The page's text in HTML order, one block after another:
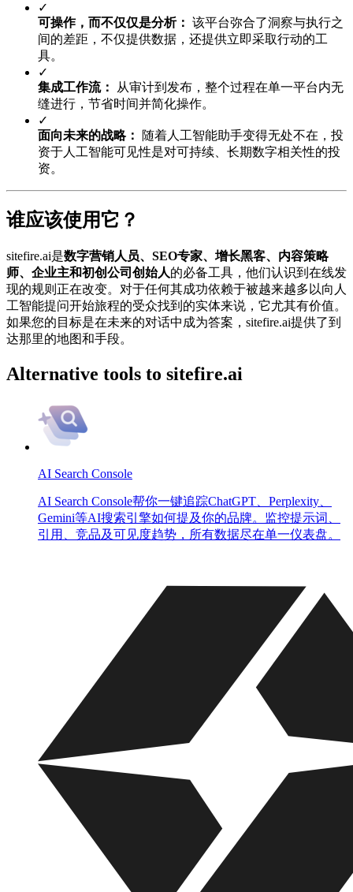
✓
可操作，而不仅仅是分析： 该平台弥合了洞察与执行之
间的差距，不仅提供数据，还提供立即采取行动的工
具。
✓
集成工作流：
从审计到发布，整个过程在单一平台内无
缝进行，节省时间并简化操作。
✓
面向未来的战略：
随着人工智能助手变得无处不在，投
资于人工智能可见性是对可持续、长期数字相关性的投
资。
谁应该使用它？
sitefire.ai是数字营销人员、SEO专家、增长黑客、内容策略
师、企业主和初创公司创始人的必备工具，他们认识到在线发
现的规则正在改变。对于任何其成功依赖于被越来越多以向人
工智能提问开始旅程的受众找到的实体来说，它尤其有价值。
如果您的目标是在未来的对话中成为答案，sitefire.ai提供了到
达那里的地图和手段。
Alternative tools to sitefire.ai
AI Search Console
AI Search Console帮你一键追踪ChatGPT、Perplexity、
Gemini等AI搜索引擎如何提及你的品牌。监控提示词、
引用、竞品及可见度趋势，所有数据尽在单一仪表盘。